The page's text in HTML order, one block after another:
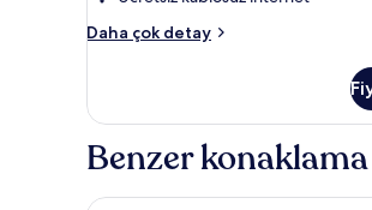
için
görün
Daha çok detay
Executive
Büyük
Boy
Liman
Benzer